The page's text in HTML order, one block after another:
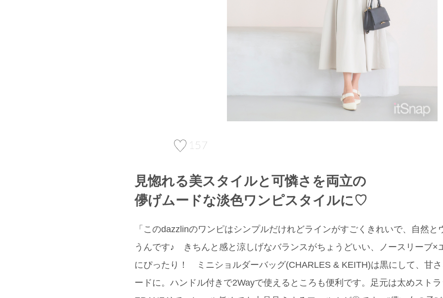
157
見惚れる美スタイルと可憐さを両立の
儚げムードな淡色ワンピスタイルに♡
「このdazzlinのワンピはシンプルだけれどラインがすごくきれいで、自然と
うんです♪ きちんと感と涼しげなバランスがちょうどいい、ノースリーブ×
にぴったり！ ミニショルダーバッグ(CHARLES & KEITH)は黒にして、甘
ードに。ハンドル付きで2Wayで使えるところも便利です。足元は太めスト